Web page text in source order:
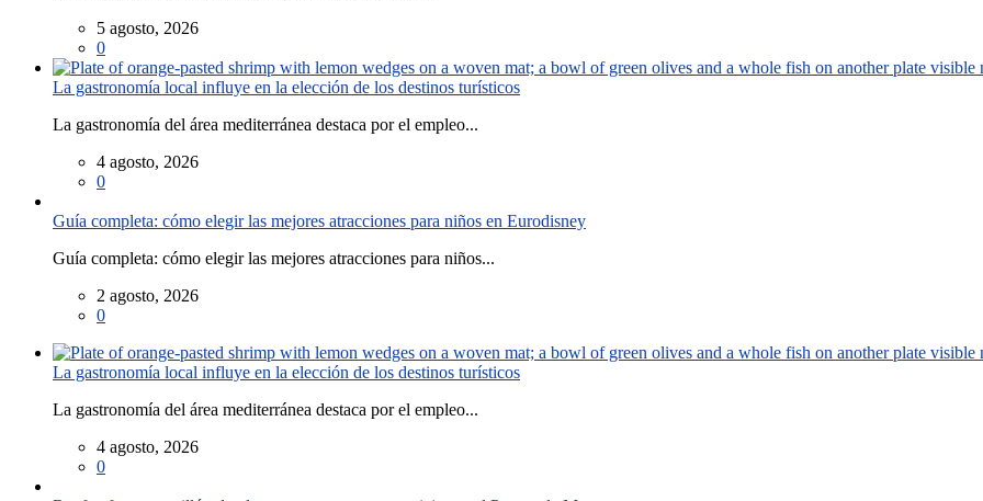
5 agosto, 2026
0
La gastronomía local influye en la elección de los destinos turísticos
La gastronomía del área mediterránea destaca por el empleo...
4 agosto, 2026
0
Guía completa: cómo elegir las mejores atracciones para niños en Eurodisney
Guía completa: cómo elegir las mejores atracciones para niños...
2 agosto, 2026
0
La gastronomía local influye en la elección de los destinos turísticos
La gastronomía del área mediterránea destaca por el empleo...
4 agosto, 2026
0